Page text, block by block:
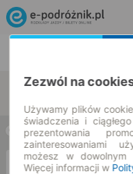
w jedną stronę w
Z
Zezwól na
Używamy plików
świadczenia i
prezentowania
zainteresowaniami
możesz w dowolnym
Więcej informacji w